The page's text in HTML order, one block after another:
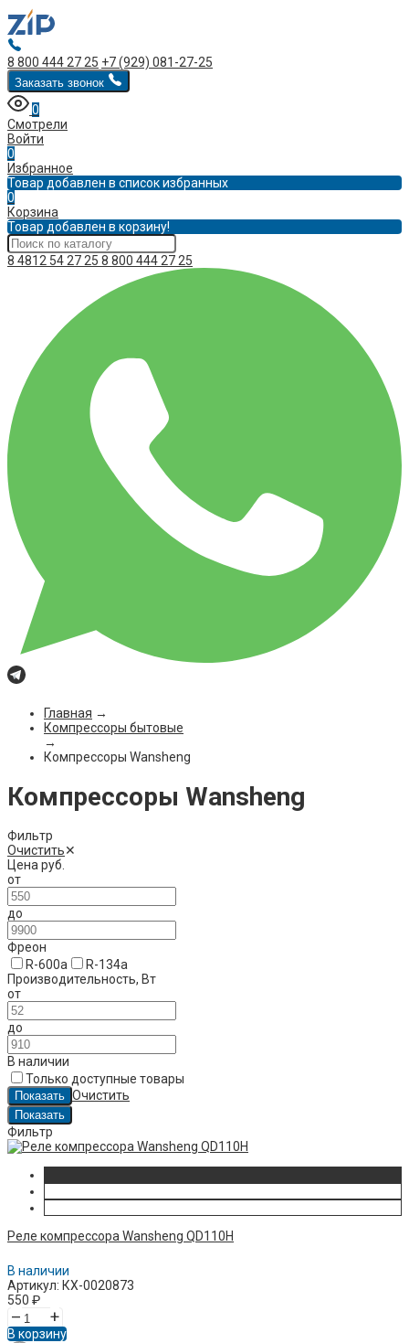
8 800 444 27 25 +7 (929) 081-27-25
Заказать звонок
0
Смотрели
Войти
0
Избранное
Товар добавлен в список избранных
0
Корзина
Товар добавлен в корзину!
8 4812 54 27 25 8 800 444 27 25
Главная →
Компрессоры бытовые
→
Компрессоры Wansheng
Компрессоры Wansheng
Фильтр
Очистить✕
Ценаруб.
от
до
Фреон
R-600a
R-134a
Производительность, Вт
от
до
В наличии
Только доступные товары
Очистить
Фильтр
Реле компрессора Wansheng QD110H
В наличии
Артикул: КХ-0020873
550 ₽
– +
В корзину